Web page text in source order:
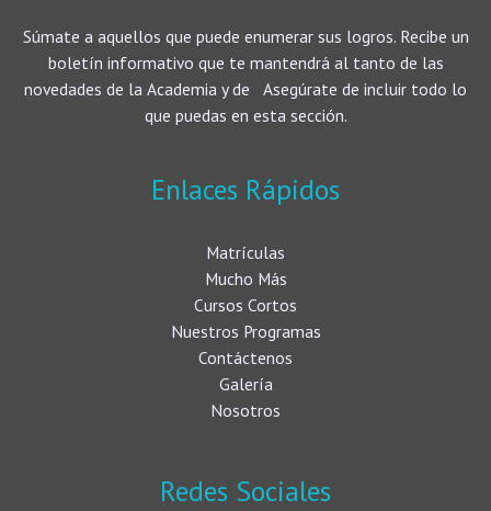
Súmate a aquellos que puede enumerar sus logros. Recibe un
boletín informativo que te mantendrá al tanto de las
novedades de la Academia y de Asegúrate de incluir todo lo
que puedas en esta sección.
Enlaces Rápidos
Matrículas
Mucho Más
Cursos Cortos
Nuestros Programas
Contáctenos
Galería
Nosotros
Redes Sociales